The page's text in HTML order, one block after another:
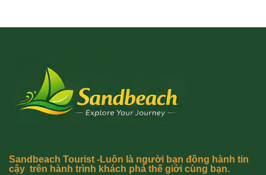
Sandbeach Tourist -Luôn là người bạn đồng hành tin
cậy trên hành trình khách phá thế giới cùng bạn.